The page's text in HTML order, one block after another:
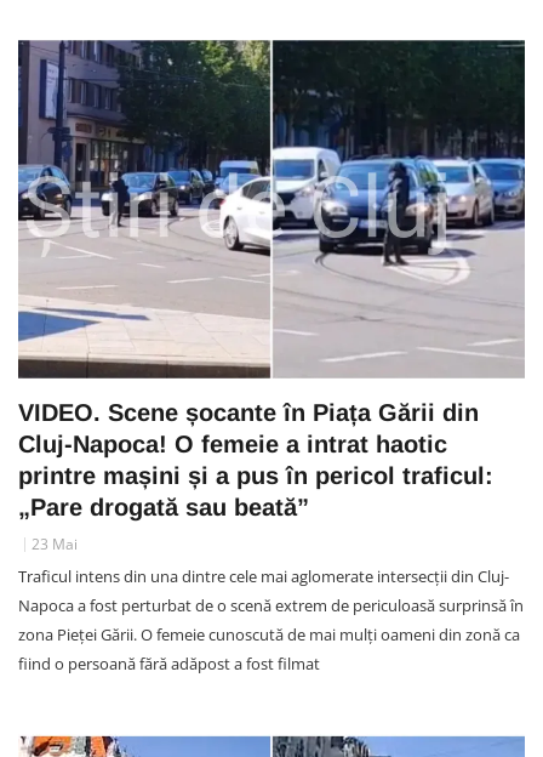
VIDEO. Scene șocante în Piața Gării din
Cluj-Napoca! O femeie a intrat haotic
printre mașini și a pus în pericol traficul:
„Pare drogată sau beată”
23 Mai
Traficul intens din una dintre cele mai aglomerate intersecții din Cluj-
Napoca a fost perturbat de o scenă extrem de periculoasă surprinsă în
zona Pieței Gării. O femeie cunoscută de mai mulți oameni din zonă ca
fiind o persoană fără adăpost a fost filmat